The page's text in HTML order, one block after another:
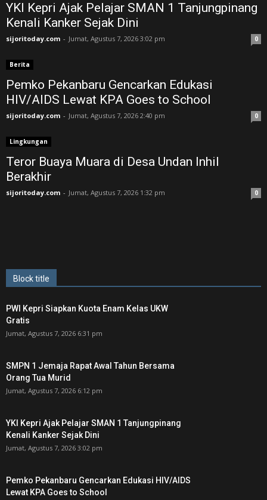
YKI Kepri Ajak Pelajar SMAN 1 Tanjungpinang
Kenali Kanker Sejak Dini
sijoritoday.com - Jumat, Agustus 7, 2026 3:02 pm 0
Berita
Pemko Pekanbaru Gencarkan Edukasi
HIV/AIDS Lewat KPA Goes to School
sijoritoday.com - Jumat, Agustus 7, 2026 2:40 pm 0
Lingkungan
Teror Buaya Muara di Desa Undan Inhil
Berakhir
sijoritoday.com - Jumat, Agustus 7, 2026 1:32 pm 0
Block title
PWI Kepri Siapkan Kuota Enam Kelas UKW
Gratis
Jumat, Agustus 7, 2026 6:31 pm
SMPN 1 Jemaja Rapat Awal Tahun Bersama
Orang Tua Murid ‎
Jumat, Agustus 7, 2026 6:12 pm
YKI Kepri Ajak Pelajar SMAN 1 Tanjungpinang
Kenali Kanker Sejak Dini
Jumat, Agustus 7, 2026 3:02 pm
Pemko Pekanbaru Gencarkan Edukasi HIV/AIDS
Lewat KPA Goes to School